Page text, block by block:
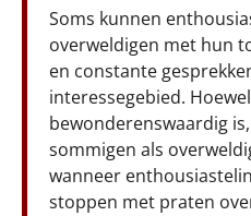
Soms kunnen
overweldigen met hun
en constante
interessegebied.
bewonderenswaardig
sommigen als
wanneer
stoppen met praten